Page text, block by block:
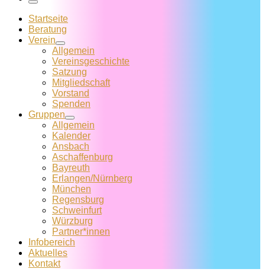
Menü
Startseite
Beratung
Verein
Allgemein
Vereins­geschichte
Satzung
Mitglied­schaft
Vorstand
Spenden
Gruppen
Allgemein
Kalender
Ansbach
Aschaffenburg
Bayreuth
Erlangen/Nürnberg
München
Regensburg
Schweinfurt
Würzburg
Partner*innen
Infobereich
Aktuelles
Kontakt